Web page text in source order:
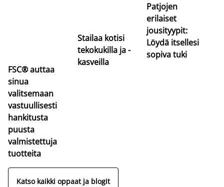
FSC® auttaa
sinua
valitsemaan
vastuullisesti
hankitusta
puusta
valmistettuja
tuotteita
Stailaa kotisi
tekokukilla ja -
kasveilla
Patjojen
erilaiset
jousityypit:
Löydä itsellesi
sopiva tuki
Katso kaikki oppaat ja blogit